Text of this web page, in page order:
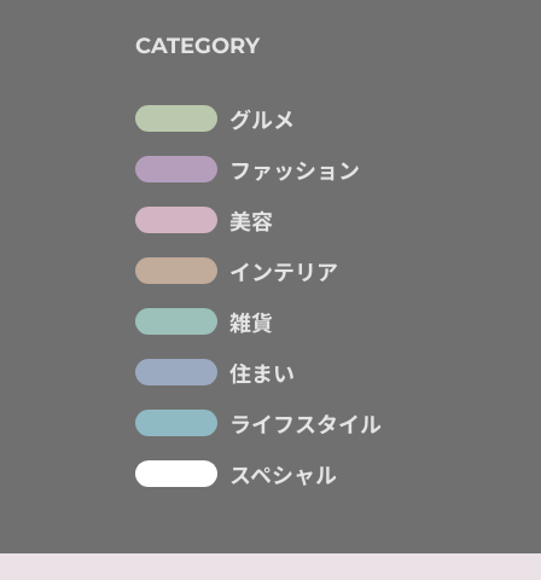
CATEGORY
グルメ
ファッション
美容
インテリア
雑貨
住まい
ライフスタイル
スペシャル